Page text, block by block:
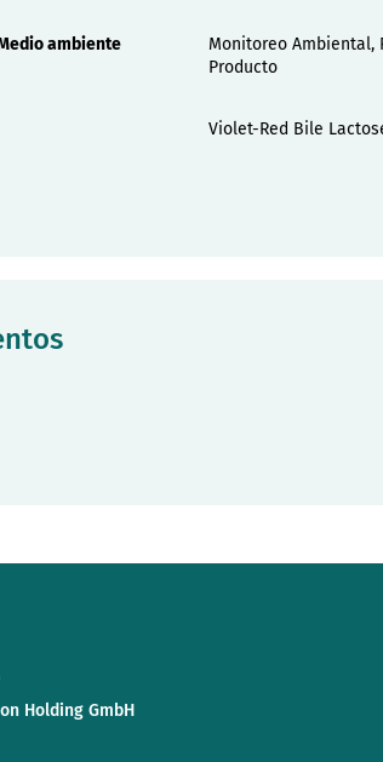
ambiente
Monitoreo Ambiental,
Producto
Violet-Red Bile
Holding GmbH